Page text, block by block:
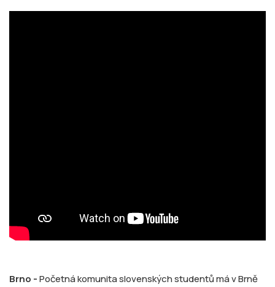
Brno -Početná komunita slovenských studentů má v Brně